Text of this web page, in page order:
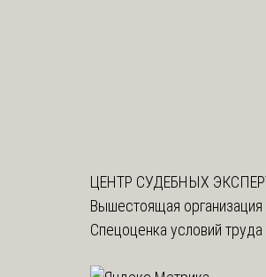
ЦЕНТР СУДЕБНЫХ
Вышестоящая организация
Спецоценка условий труда